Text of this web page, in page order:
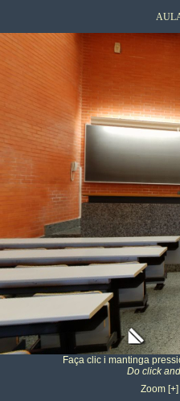
Faça clic i mantinga
Do click
Zoom